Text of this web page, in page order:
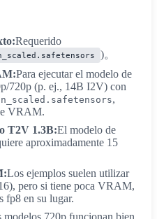
Requerido
)。
Para ejecutar el modelo de
720p (p. ej., 14B I2V) con
,
VRAM.
T2V 1.3B:El modelo de
aproximadamente 15
Los ejemplos suelen utilizar
pero si tiene poca VRAM,
fp8 en su lugar.